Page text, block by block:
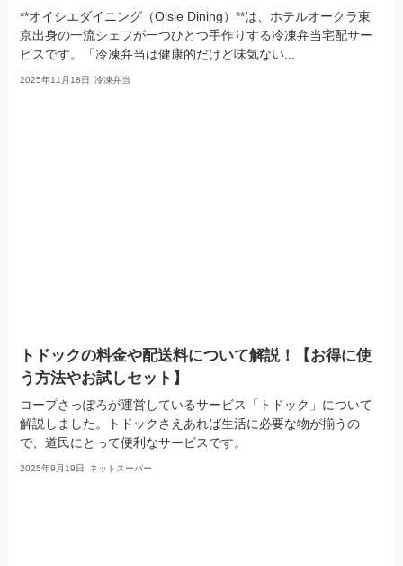
**オイシエダイニング（Oisie Dining）**は、ホテルオークラ東
京出身の一流シェフが一つひとつ手作りする冷凍弁当宅配サー
ビスです。「冷凍弁当は健康的だけど味気ない...
2025年11月18日 冷凍弁当
トドックの料金や配送料について解説！【お得に使
う方法やお試しセット】
コープさっぽろが運営しているサービス「トドック」について
解説しました。トドックさえあれば生活に必要な物が揃うの
で、道民にとって便利なサービスです。
2025年9月19日 ネットスーパー